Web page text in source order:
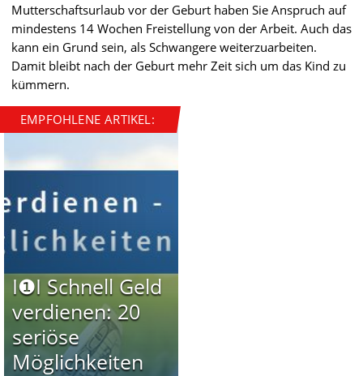
Mutterschaftsurlaub vor der Geburt haben Sie Anspruch auf
mindestens 14 Wochen Freistellung von der Arbeit. Auch das
kann ein Grund sein, als Schwangere weiterzuarbeiten.
Damit bleibt nach der Geburt mehr Zeit sich um das Kind zu
kümmern.
EMPFOHLENE ARTIKEL:
I❶I Schnell Geld
verdienen: 20
seriöse
Möglichkeiten